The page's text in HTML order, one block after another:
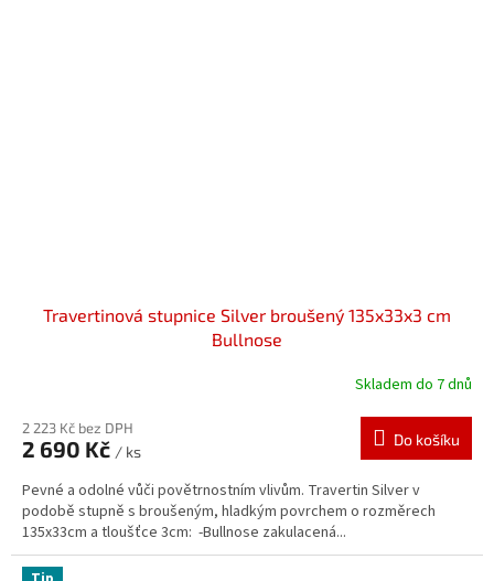
Travertinová stupnice Silver broušený 135x33x3 cm
Bullnose
Skladem do 7 dnů
2 223 Kč bez DPH
2 690 Kč / ks
Do košíku
Pevné a odolné vůči povětrnostním vlivům. Travertin Silver v
podobě stupně s broušeným, hladkým povrchem o rozměrech
135x33cm a tloušťce 3cm: -Bullnose zakulacená...